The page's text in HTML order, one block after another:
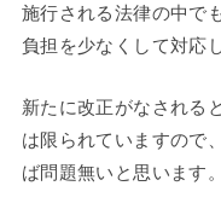
施行される法律の中で
負担を少なくして対応
新たに改正がなされる
は限られていますので
ば問題無いと思います。